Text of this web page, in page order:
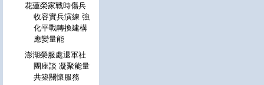
花蓮榮家戰時傷兵
收容實兵演練 強
化平戰轉換建構
應變量能
澎湖榮服處退軍社
團座談 凝聚能量
共築關懷服務